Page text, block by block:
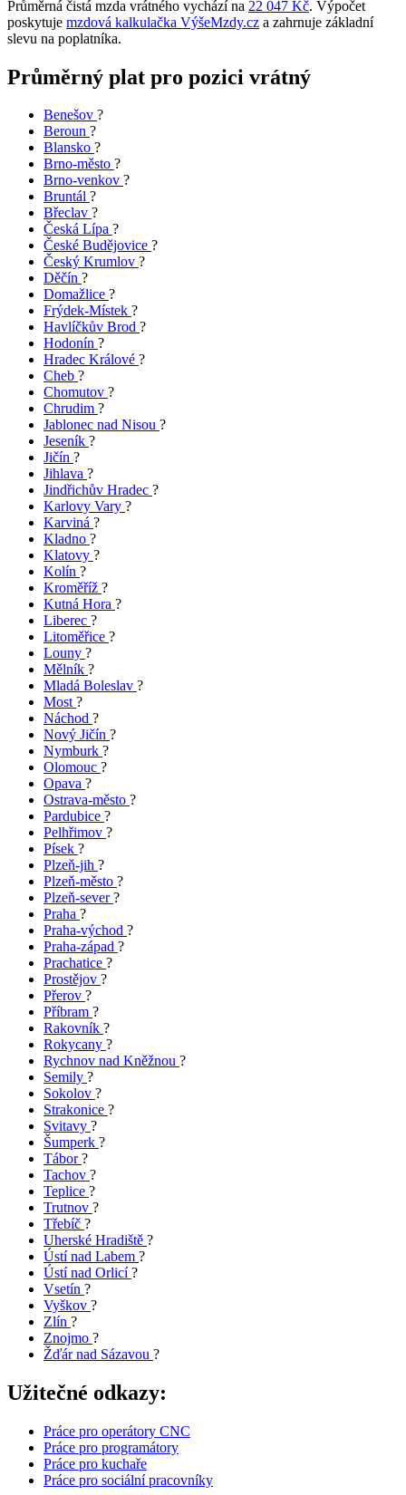
Průměrná čistá mzda vrátného vychází na 22 047 Kč. Výpočet
poskytuje mzdová kalkulačka VýšeMzdy.cz a zahrnuje základní
slevu na poplatníka.
Průměrný plat pro pozici vrátný
Benešov ?
Beroun ?
Blansko ?
Brno-město ?
Brno-venkov ?
Bruntál ?
Břeclav ?
Česká Lípa ?
České Budějovice ?
Český Krumlov ?
Děčín ?
Domažlice ?
Frýdek-Místek ?
Havlíčkův Brod ?
Hodonín ?
Hradec Králové ?
Cheb ?
Chomutov ?
Chrudim ?
Jablonec nad Nisou ?
Jeseník ?
Jičín ?
Jihlava ?
Jindřichův Hradec ?
Karlovy Vary ?
Karviná ?
Kladno ?
Klatovy ?
Kolín ?
Kroměříž ?
Kutná Hora ?
Liberec ?
Litoměřice ?
Louny ?
Mělník ?
Mladá Boleslav ?
Most?
Náchod ?
Nový Jičín ?
Nymburk ?
Olomouc ?
Opava ?
Ostrava-město ?
Pardubice ?
Pelhřimov ?
Písek ?
Plzeň-jih ?
Plzeň-město ?
Plzeň-sever?
Praha ?
Praha-východ ?
Praha-západ ?
Prachatice ?
Prostějov ?
Přerov ?
Příbram ?
Rakovník ?
Rokycany ?
Rychnov nad Kněžnou ?
Semily ?
Sokolov ?
Strakonice ?
Svitavy ?
Šumperk ?
Tábor?
Tachov ?
Teplice ?
Trutnov ?
Třebíč ?
Uherské Hradiště ?
Ústí nad Labem ?
Ústí nad Orlicí?
Vsetín ?
Vyškov ?
Zlín ?
Znojmo ?
Žďár nad Sázavou ?
Užitečné odkazy:
Práce pro operátory CNC
Práce pro programátory
Práce pro kuchaře
Práce pro sociální pracovníky